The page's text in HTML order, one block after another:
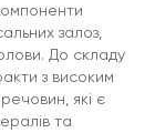
на
виключаючи
добре
після цього
водою.
залоз,
До складу
з високим
які є
та